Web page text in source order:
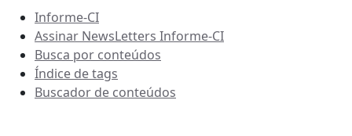
Informe-CI
Assinar NewsLetters Informe-CI
Busca por conteúdos
Índice de tags
Buscador de conteúdos